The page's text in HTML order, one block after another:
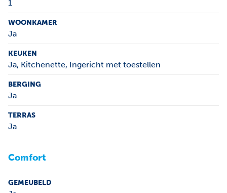
1
WOONKAMER
Ja
KEUKEN
Ja, Kitchenette, Ingericht met toestellen
BERGING
Ja
TERRAS
Ja
Comfort
GEMEUBELD